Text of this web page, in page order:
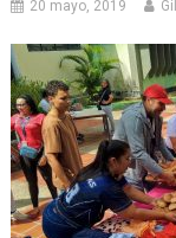
20 mayo, 2019